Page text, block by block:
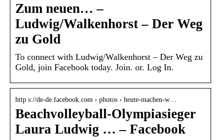
Zum neuen… –
Ludwig/Walkenhorst – Der Weg
zu Gold
To connect with Ludwig/Walkenhorst – Der Weg zu
Gold, join Facebook today. Join. or. Log In.
http s://de-de.facebook.com › photos › heute-machen-w…
Beachvolleyball-Olympiasieger
Laura Ludwig … – Facebook